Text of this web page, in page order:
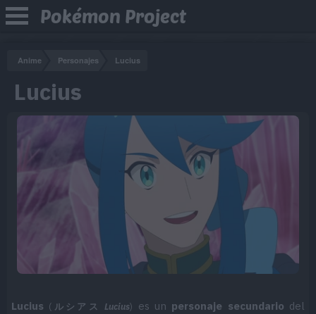
Pokémon Project
Anime Personajes Lucius
Lucius
Lucius ( ルシアス Lucius) es un personaje secundario del